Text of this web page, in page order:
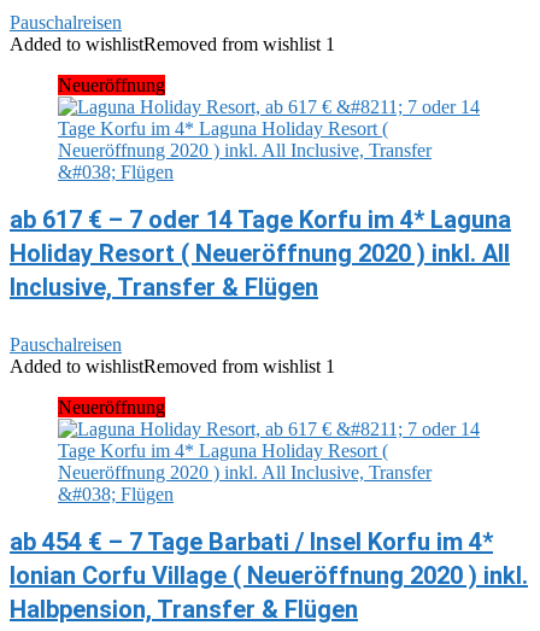
Pauschalreisen
Added to wishlistRemoved from wishlist 1
Neueröffnung
ab 617 € – 7 oder 14 Tage Korfu im 4* Laguna
Holiday Resort ( Neueröffnung 2020 ) inkl. All
Inclusive, Transfer & Flügen
Pauschalreisen
Added to wishlistRemoved from wishlist 1
Neueröffnung
ab 454 € – 7 Tage Barbati / Insel Korfu im 4*
Ionian Corfu Village ( Neueröffnung 2020 ) inkl.
Halbpension, Transfer & Flügen